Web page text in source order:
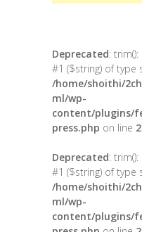
Deprecated:
#1 ($string) of type
/home/shoithi/
ml/wp-
content/plugins/
press.php on line
Deprecated:
#1 ($string) of type
/home/shoithi/
ml/wp-
content/plugins/